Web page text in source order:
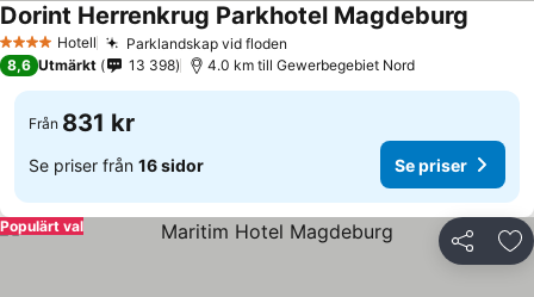
4 StjärnorHotell Parklandskap vid floden
Dorint Herrenkrug Parkhotel Magdeburg
8,6 Utmärkt 13 398 4.0 km till Gewerbegebiet Nord
Från 831 kr
Se priser från 16 sidor Se priser
Dela
Populärt val